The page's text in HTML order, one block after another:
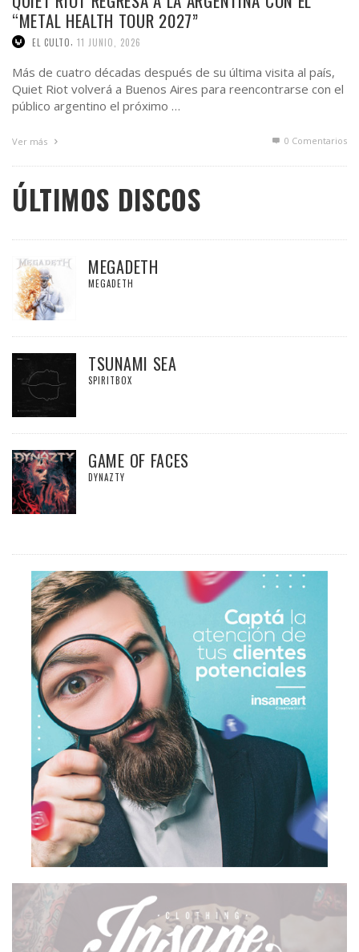
“METAL HEALTH TOUR 2027”
EL CULTO 11 JUNIO, 2026
Más de cuatro décadas después de su última visita al país,
Quiet Riot volverá a Buenos Aires para reencontrarse con el
público argentino el próximo …
Ver más 0 Comentarios
ÚLTIMOS DISCOS
MEGADETH
MEGADETH
TSUNAMI SEA
SPIRITBOX
GAME OF FACES
DYNAZTY